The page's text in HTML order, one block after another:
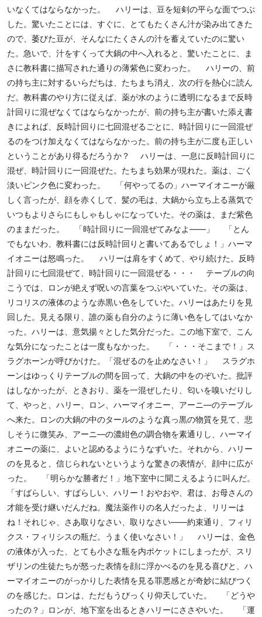
いなくてはならなかった。 ハリーは、豆を短剣の平らな面でつぶ
した。驚いたことには、すぐに、とてもたくさん汁が染み出てきた
ので、萎びた豆が、そんなにたくさんの汁を蓄えていたのに驚い
た。急いで、汁をすくって大鍋の中へ入れると、驚いたことに、ま
さに教科書に描写された通りの薄紫色に変わった。 ハリーの、前
の持ち主に対するいらだちは、たちまち消え、次の行を熱心に読ん
だ。教科書のやり方に従えば、薬が水のように透明になるまで反時
計回りに混ぜなくてはならなかったが、前の持ち主が書いた添え書
きによれば、反時計回りに七回混ぜるごとに、時計回りに一回混ぜ
るのをつけ加えなくてはならなかった。前の持ち主が二度も正しい
ということがあり得るだろうか？ ハリーは、一息に反時計回りに
混ぜ、時計回りに一回混ぜた。たちまち効果が現れた。薬は、ごく
淡いピンク色に変わった。 「何やってるの」ハーマイオニーが厳
しく言ったが、顔を赤くして、髪の毛は、大鍋から立ち上る蒸気で
いつもよりさらにもしゃもしゃになっていた。その薬は、まだ紫色
のままだった。 「時計回りに一回混ぜてみなよ――」 「とん
でもないわ、教科書には反時計回りと書いてあるでしょ！」ハーマ
イオニーは怒鳴った。 ハリーは肩をすくめて、やり続けた。反時
計回りに七回混ぜて、時計回りに一回混ぜる・・・ テーブルの向
こうでは、ロンが絶えず呪いの言葉をつぶやいていた。その薬は、
リコリスの液体のような赤黒い色をしていた。ハリーはあたりを見
回した。見える限り、誰の薬も自分のように薄い色をしてはいなか
った。ハリーは、意気揚々とした気分だった。この地下室で、こん
な気分になったことは一度もなかった。 「・・・そこまで！」ス
ラグホーンが呼びかけた。「混ぜるのを止めなさい！」 スラグホ
ーンはゆっくりテーブルの間を回って、大鍋の中をのぞいた。批評
はしなかったが、ときおり、薬を一混ぜしたり、匂いを嗅いだりし
て、やっと、ハリー、ロン、ハーマイオニー、アーニ―のテーブル
へ来た。ロンの大鍋の中のタールのような真っ黒の物質を見て、悲
しそうに微笑み、アーニ―の濃紺色の調合物を素通りし、ハーマイ
オニーの薬に、よいと認めるようにうなずいた。それから、ハリー
のを見ると、信じられないというような驚きの表情が、顔中に広が
った。 「明らかな勝者だ！」地下室中に聞こえるように叫んだ。
「すばらしい、すばらしい、ハリー！おやおや、君は、お母さんの
才能を受け継いだんだね。魔法薬作りの名人だったよ、リリーは
ね！それじゃ、さあ取りなさい、取りなさい――約束通り、フィリ
クス・フィリシスの瓶だ。うまく使いなさい！」 ハリーは、金色
の液体が入った、とても小さな瓶を内ポケットにしまったが、スリ
ザリンの生徒たちが怒った表情を顔に浮かべるのを見る喜びと、ハ
ーマイオニーのがっかりした表情を見る罪悪感とが奇妙に結びつく
のを感じた。ロンは、ただもうびっくり仰天していた。 「どうや
ったの？」ロンが、地下室を出るときハリーにささやいた。 「運